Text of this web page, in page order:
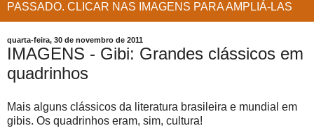
PASSADO. CLICAR NAS IMAGENS PARA AMPLIÁ-LAS
quarta-feira, 30 de novembro de 2011
IMAGENS - Gibi: Grandes clássicos em
quadrinhos
Mais alguns clássicos da literatura brasileira e mundial em
gibis. Os quadrinhos eram, sim, cultura!